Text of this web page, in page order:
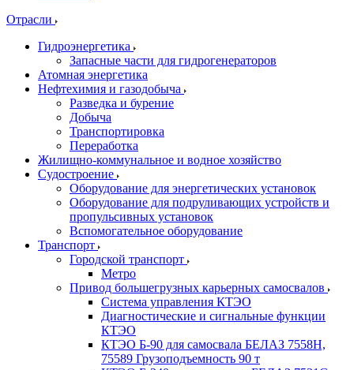
Отрасли
Гидроэнергетика
Запасные части для гидрогенераторов
Атомная энергетика
Нефтехимия и газодобыча
Разведка и бурение
Добыча
Транспортировка
Переработка
Жилищно-коммунальное и водное хозяйство
Судостроение
Оборудование для энергетических установок
Оборудование для подруливающих устройств и
пропульсивных установок
Вспомогательное оборудование
Транспорт
Городской транспорт
Метро
Привод большегрузных карьерных самосвалов
Система управления КТЭО
Диагностические и сигнальные функции
КТЭО
КТЭО Б-90 для самосвала БЕЛАЗ 7558H,
75589 Грузоподъемность 90 т